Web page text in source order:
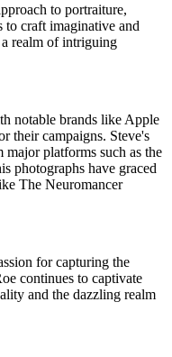
to portraiture,
to craft imaginative and
a realm of intriguing
notable brands like Apple
their campaigns. Steve's
platforms such as the
photographs have graced
The Neuromancer
for capturing the
continues to captivate
and the dazzling realm